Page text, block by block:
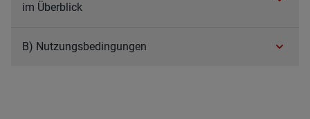
im Über­blick
B) Nut­zungs­be­din­gun­gen